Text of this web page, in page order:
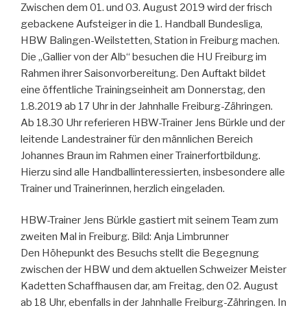
Zwischen dem 01. und 03. August 2019 wird der frisch
gebackene Aufsteiger in die 1. Handball Bundesliga,
HBW Balingen-Weilstetten, Station in Freiburg machen.
Die „Gallier von der Alb“ besuchen die HU Freiburg im
Rahmen ihrer Saisonvorbereitung. Den Auftakt bildet
eine öffentliche Trainingseinheit am Donnerstag, den
1.8.2019 ab 17 Uhr in der Jahnhalle Freiburg-Zähringen.
Ab 18.30 Uhr referieren HBW-Trainer Jens Bürkle und der
leitende Landestrainer für den männlichen Bereich
Johannes Braun im Rahmen einer Trainerfortbildung.
Hierzu sind alle Handballinteressierten, insbesondere alle
Trainer und Trainerinnen, herzlich eingeladen.
HBW-Trainer Jens Bürkle gastiert mit seinem Team zum
zweiten Mal in Freiburg. Bild: Anja Limbrunner
Den Höhepunkt des Besuchs stellt die Begegnung
zwischen der HBW und dem aktuellen Schweizer Meister
Kadetten Schaffhausen dar, am Freitag, den 02. August
ab 18 Uhr, ebenfalls in der Jahnhalle Freiburg-Zähringen. In